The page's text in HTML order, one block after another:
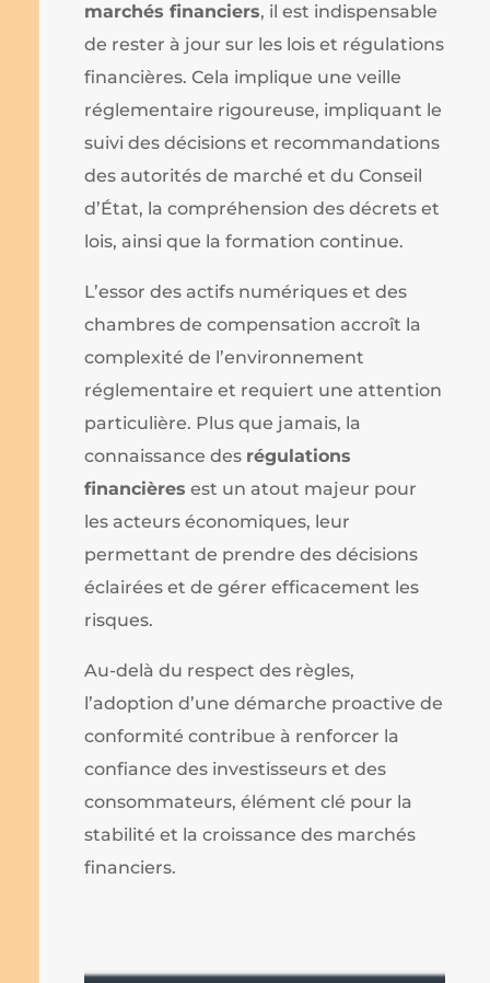
marchés financiers, il est indispensable
de rester à jour sur les lois et régulations
financières. Cela implique une veille
réglementaire rigoureuse, impliquant le
suivi des décisions et recommandations
des autorités de marché et du Conseil
d’État, la compréhension des décrets et
lois, ainsi que la formation continue.
L’essor des actifs numériques et des
chambres de compensation accroît la
complexité de l’environnement
réglementaire et requiert une attention
particulière. Plus que jamais, la
connaissance des régulations
financières est un atout majeur pour
les acteurs économiques, leur
permettant de prendre des décisions
éclairées et de gérer efficacement les
risques.
Au-delà du respect des règles,
l’adoption d’une démarche proactive de
conformité contribue à renforcer la
confiance des investisseurs et des
consommateurs, élément clé pour la
stabilité et la croissance des marchés
financiers.